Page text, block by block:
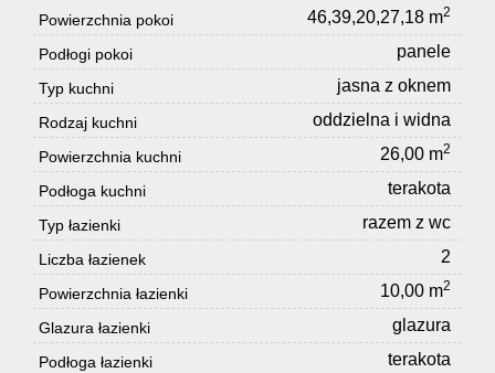
Powierzchnia pokoi 46,39,20,27,18 m2
Podłogi pokoi panele
Typ kuchni jasna z oknem
Rodzaj kuchni oddzielna i widna
Powierzchnia kuchni 26,00 m2
Podłoga kuchni terakota
Typ łazienki razem z wc
Liczba łazienek 2
Powierzchnia łazienki 10,00 m2
Glazura łazienki glazura
Podłoga łazienki terakota